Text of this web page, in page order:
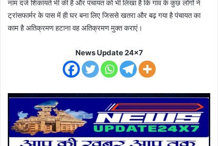
नाम दर्ज शिकायतें भी की है और पंचायत को भी लिखा है कि गांव के कुछ लोगों ने
ट्रांसफार्मर के पास में ही घर बना लिए जिससे खतरा और बढ़ गया है पंचायत का
काम है अतिक्रमण हटाना वह अतिक्रमण मुक्त कराएं।
News Update 24x7